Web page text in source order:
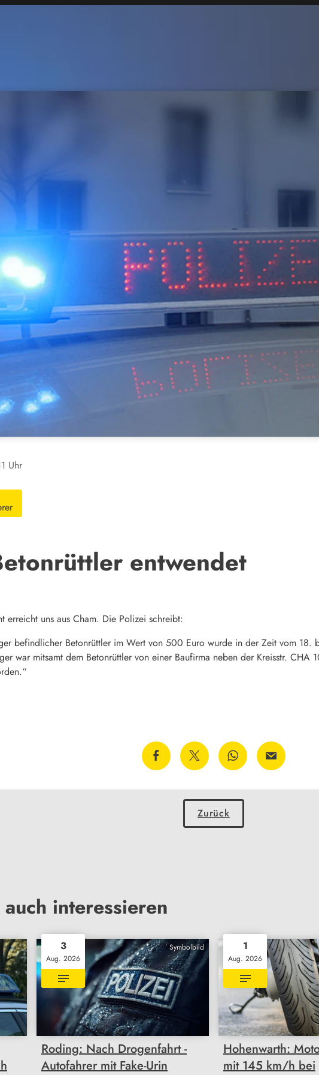
Uhr
entwendet
erreicht uns aus Cham. Die Polizei schreibt:
befindlicher Betonrüttler im Wert von 500 Euro wurde in der Zeit vom 18.
war mitsamt dem Betonrüttler von einer Baufirma neben der Kreisstr. CHA
Zurück
interessieren
Symbolbild
3
Aug. 2026
Roding: Nach Drogenfahrt -
Autofahrer mit Fake-Urin
1
Aug. 2026
Hohenwarth:
mit 145 km/h bei